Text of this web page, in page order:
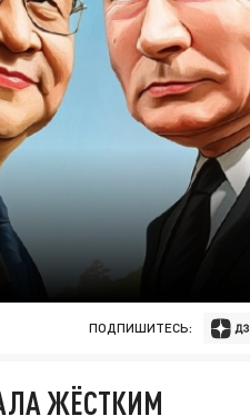
ПОДПИШИТЕСЬ:
ЖЁСТКИМ